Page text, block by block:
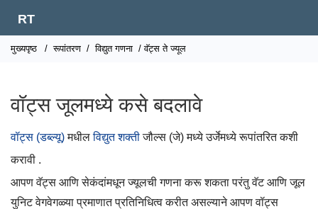
RT
मुख्यपृष्ठ / रूपांतरण / विद्युत गणना / वॅट्स ते ज्यूल
वॉट्स जूलमध्ये कसे बदलावे
वॉट्स (डब्ल्यू)मधीलविद्युत शक्तीजौल्स (जे) मध्ये उर्जेमध्ये रूपांतरित कशी
करावी .
आपण वॅट्स आणि सेकंदांमधून ज्यूलची गणना करू शकता परंतु वॅट आणि जूल
युनिट वेगवेगळ्या प्रमाणात प्रतिनिधित्व करीत असल्याने आपण वॉट्स